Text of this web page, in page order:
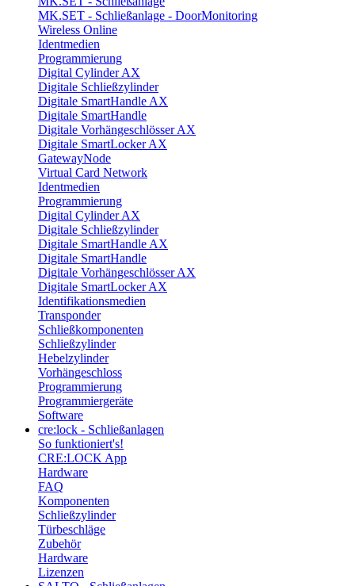
MK.SET - Schließanlage - DoorMonitoring
Wireless Online
Identmedien
Programmierung
Digital Cylinder AX
Digitale Schließzylinder
Digitale SmartHandle AX
Digitale SmartHandle
Digitale Vorhängeschlösser AX
Digitale SmartLocker AX
GatewayNode
Virtual Card Network
Identmedien
Programmierung
Digital Cylinder AX
Digitale Schließzylinder
Digitale SmartHandle AX
Digitale SmartHandle
Digitale Vorhängeschlösser AX
Digitale SmartLocker AX
Identifikationsmedien
Transponder
Schließkomponenten
Schließzylinder
Hebelzylinder
Vorhängeschloss
Programmierung
Programmiergeräte
Software
cre:lock - Schließanlagen
So funktioniert's!
CRE:LOCK App
Hardware
FAQ
Komponenten
Schließzylinder
Türbeschläge
Zubehör
Hardware
Lizenzen